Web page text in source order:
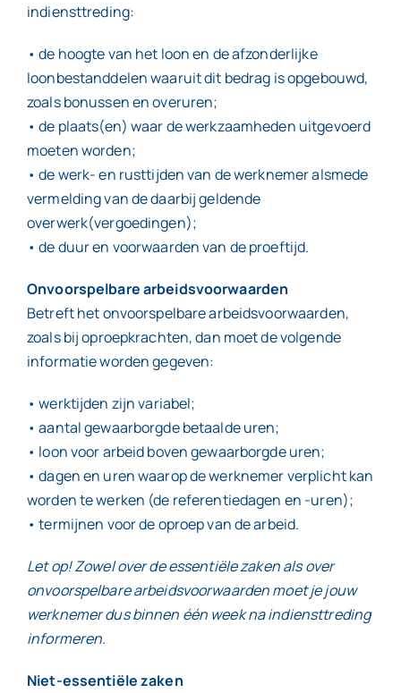
indiensttreding:
• de hoogte van het loon en de afzonderlijke
loonbestanddelen waaruit dit bedrag is opgebouwd,
zoals bonussen en overuren;
• de plaats(en) waar de werkzaamheden uitgevoerd
moeten worden;
• de werk- en rusttijden van de werknemer alsmede
vermelding van de daarbij geldende
overwerk(vergoedingen);
• de duur en voorwaarden van de proeftijd.
Onvoorspelbare arbeidsvoorwaarden
Betreft het onvoorspelbare arbeidsvoorwaarden,
zoals bij oproepkrachten, dan moet de volgende
informatie worden gegeven:
• werktijden zijn variabel;
• aantal gewaarborgde betaalde uren;
• loon voor arbeid boven gewaarborgde uren;
• dagen en uren waarop de werknemer verplicht kan
worden te werken (de referentiedagen en -uren);
• termijnen voor de oproep van de arbeid.
Let op! Zowel over de essentiële zaken als over
onvoorspelbare arbeidsvoorwaarden moet je jouw
werknemer dus binnen één week na indiensttreding
informeren.
Niet-essentiële zaken